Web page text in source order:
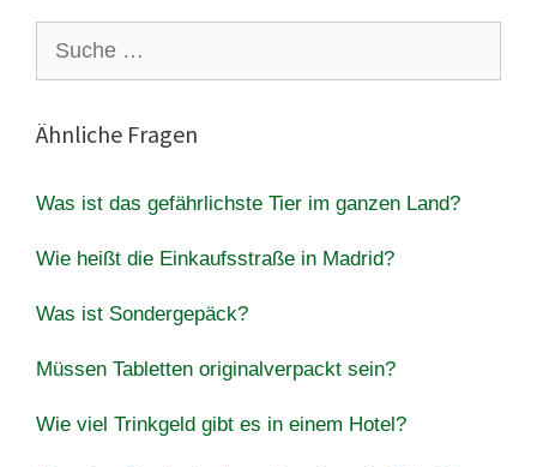
nach:
Ähnliche Fragen
Was ist das gefährlichste Tier im ganzen Land?
Wie heißt die Einkaufsstraße in Madrid?
Was ist Sondergepäck?
Müssen Tabletten originalverpackt sein?
Wie viel Trinkgeld gibt es in einem Hotel?